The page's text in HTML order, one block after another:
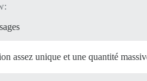
assez unique et une quantité